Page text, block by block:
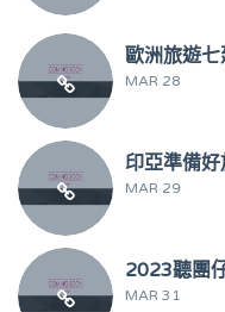
歐洲旅遊
MAR 28
印亞準備
MAR 29
2023聽團
MAR 31